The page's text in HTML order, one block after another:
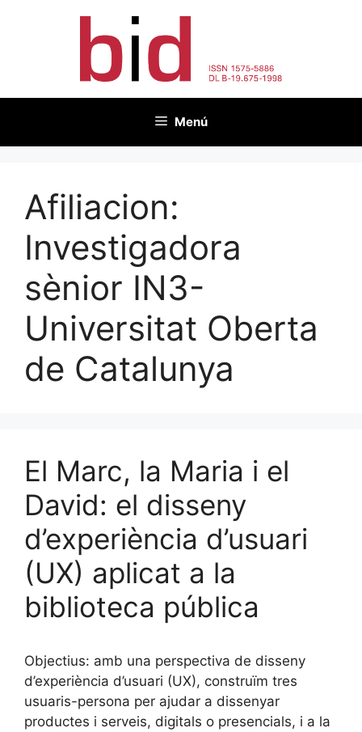
Menú
Afiliacion:
Investigadora
sènior IN3-
Universitat Oberta
de Catalunya
El Marc, la Maria i el
David: el disseny
d’experiència d’usuari
(UX) aplicat a la
biblioteca pública
Objectius: amb una perspectiva de disseny
d’experiència d’usuari (UX), construïm tres
usuaris-persona per ajudar a dissenyar
productes i serveis, digitals o presencials, i a la